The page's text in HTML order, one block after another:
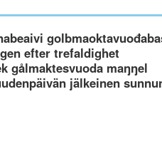
efter trefaldighet
gålmaktesvuoda maŋŋel
jälkeinen